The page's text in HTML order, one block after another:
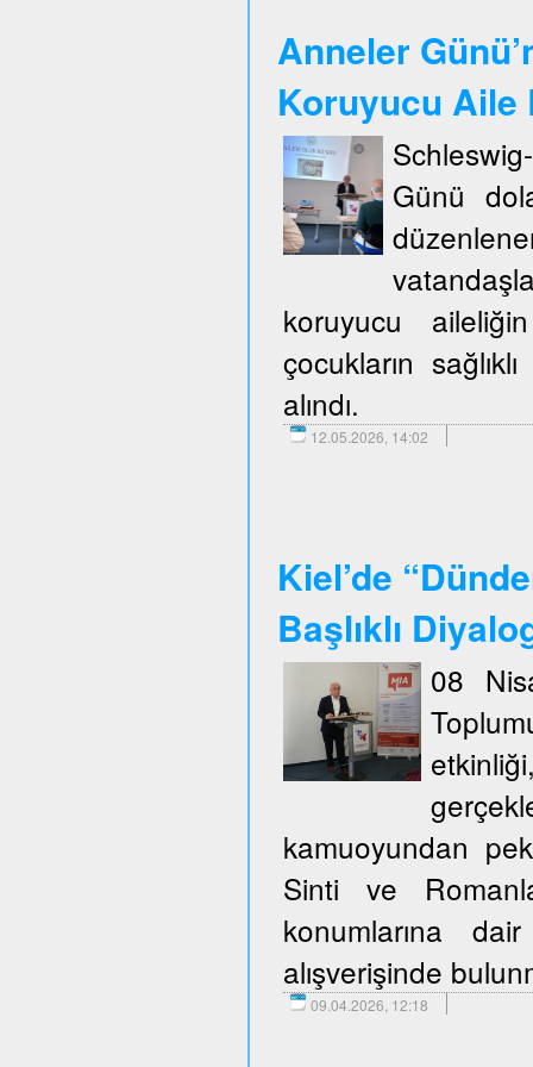
Anneler
Koruyucu Aile
Günü
koruyucu
çocukların
alındı.
12.05.2026, 14:02
Kiel’de
Başlıklı
08
kamuoyundan pek
Sinti ve
konumlarına
alışverişinde
09.04.2026, 12:18